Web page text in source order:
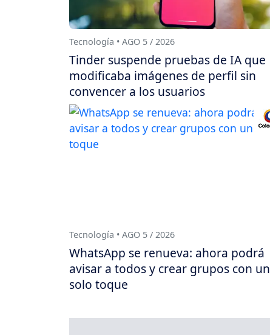
Tecnología • AGO 5 / 2026
Tinder suspende pruebas de IA que
modificaba imágenes de perfil sin
convencer a los usuarios
Tecnología • AGO 5 / 2026
WhatsApp se renueva: ahora podrá
avisar a todos y crear grupos con un
solo toque